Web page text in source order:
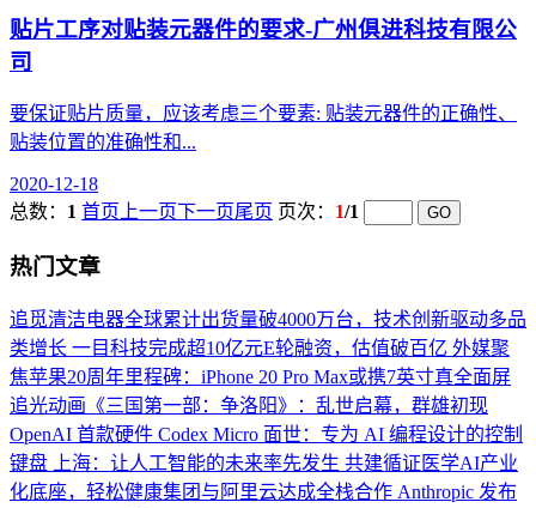
贴片工序对贴装元器件的要求-广州俱进科技有限公
司
要保证贴片质量，应该考虑三个要素: 贴装元器件的正确性、
贴装位置的准确性和...
2020-12-18
总数： 1 首页上一页下一页尾页 页次： 1/1
热门文章
追觅清洁电器全球累计出货量破4000万台，技术创新驱动多品
类增长 一目科技完成超10亿元E轮融资，估值破百亿 外媒聚
焦苹果20周年里程碑：iPhone 20 Pro Max或携7英寸真全面屏
追光动画《三国第一部：争洛阳》：乱世启幕，群雄初现
OpenAI 首款硬件 Codex Micro 面世：专为 AI 编程设计的控制
键盘
上海：让人工智能的未来率先发生 共建循证医学AI产业
化底座，轻松健康集团与阿里云达成全栈合作 Anthropic 发布